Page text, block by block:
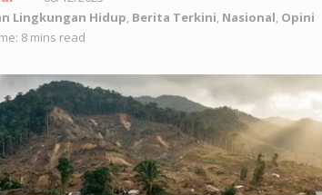
Lingkungan Hidup, Berita Terkini, Nasional, Opini
8 mins read